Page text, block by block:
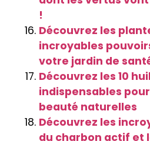
!
Découvrez les
incroyables
votre jardin de
Découvrez les 10
indispensables
beauté naturelles
Découvrez les
du charbon actif et